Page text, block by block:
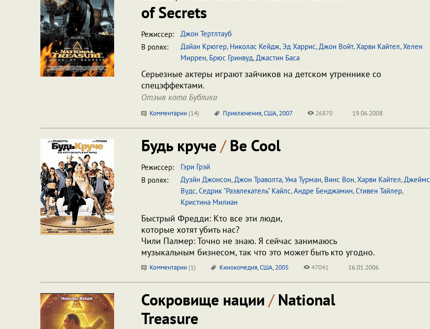
of Secrets
Режиссер:
Джон Тертлтауб
В ролях:
Дайан Крюгер, Николас Кейдж,Эд Харрис,Джон Войт,Харви Кайтел,Хелен
Миррен, Брюс Гринвуд,Джастин Баса
Серьезные актеры играют зайчиков на детском утреннике со
спецэффектами.
Отзыв кота Бублика
Комментарии (14) Приключения,США,2007 26870 19.06.2008
Будь круче/Be Cool
Режиссер:
Гэри Грэй
В ролях:
Дуэйн Джонсон,Джон Траволта,Ума Турман, Винс Вон,Харви Кайтел,Джеймс
Вудс,Седрик "Развлекатель" Кайлс,Андре Бенджамин,Стивен Тайлер,
Кристина Милиан
Быстрый Фредди: Кто все эти люди,
которые хотят убить нас?
Чили Палмер: Точно не знаю. Я сейчас занимаюсь
музыкальным бизнесом, так что это может быть кто угодно.
Комментарии (1) Кинокомедия,США,2005 47041 16.01.2006
Сокровище нации /National
Treasure